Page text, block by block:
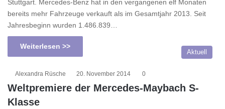
Stuttgart. Mercedes-Benz hat in den vergangenen elf Monaten
bereits mehr Fahrzeuge verkauft als im Gesamtjahr 2013. Seit
Jahresbeginn wurden 1.486.839…
Weiterlesen >>
Aktuell
Alexandra Rüsche 20. November 2014 0
Weltpremiere der Mercedes-Maybach S-
Klasse